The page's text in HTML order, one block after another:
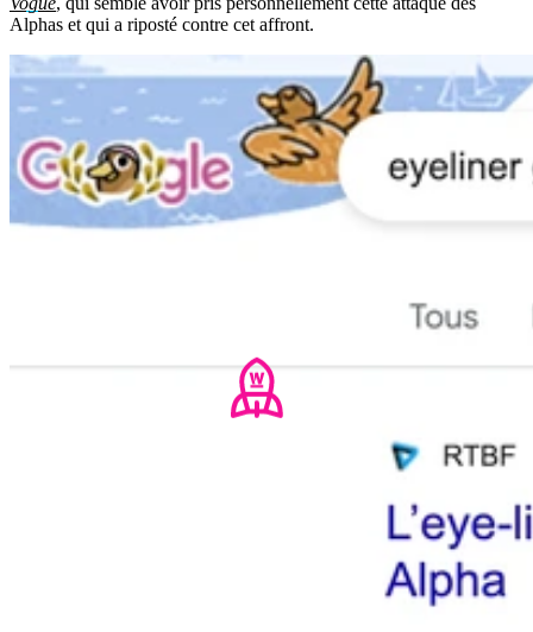
Alphas et qui a riposté contre cet affront.